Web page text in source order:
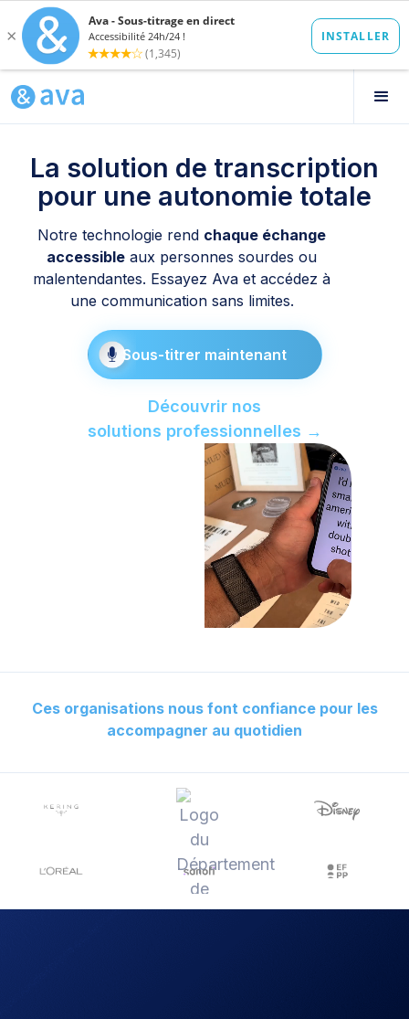
La solution de transcription
pour une autonomie totale
Notre technologie rend chaque échange
accessible aux personnes sourdes ou
malentendantes. Essayez Ava et accédez à
une communication sans limites.
Sous-titrer maintenant
Découvrir nos
solutions professionnelles →
Ces organisations nous font confiance pour les
accompagner au quotidien